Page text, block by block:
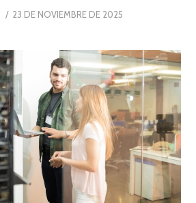
POSTED
23 DE NOVIEMBRE DE 2025
DE
2025